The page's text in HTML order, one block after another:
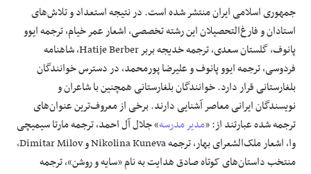
جمهوری اسلامی ایران منتشر شده است. در نتیجه استعداد و تلاش‌های
استادان و فارغ‌التحصیلان این رشته تخصصی، اشعار عمر خیام، ترجمه ایوو
پانوف، گلستان سعدی، ترجمه خدیجه بربر Hatije Berber، شاهنامه
فردوسی، ترجمه ایوو پانوف و علیرضا پورمحمد، در دسترس خوانندگان
بلغارستانی قرار دارد. خوانندگان بلغارستانی همچنین با شاعران و
نویسندگان ایرانی معاصر آشنایی دارند. برخی از معروف‌ترین عنوان‌های
ترجمه شده عبارتند از: «مدیر مدرسه» جلال آل احمد، ترجمه مارتا سیمیچی
وا، اشعار ملک‌الشعرای بهار، ترجمه Nikolina Kuneva و Dimitar Milov،
منتخب داستان‌های کوتاه صادق هدایت به نام «سایه و روشن»، ترجمه